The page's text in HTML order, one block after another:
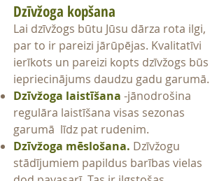
Dzīvžoga kopšana
Lai dzīvžogs būtu Jūsu dārza rota ilgi,
par to ir pareizi jārūpējas. Kvalitatīvi
ierīkots un pareizi kopts dzīvžogs būs
iepriecinājums daudzu gadu garumā.
Dzīvžoga laistīšana -jānodrošina
regulāra laistīšana visas sezonas
garumā līdz pat rudenim.
Dzīvžoga mēslošana. Dzīvžogu
stādījumiem papildus barības vielas